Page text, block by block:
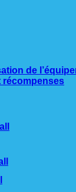
de
récompenses